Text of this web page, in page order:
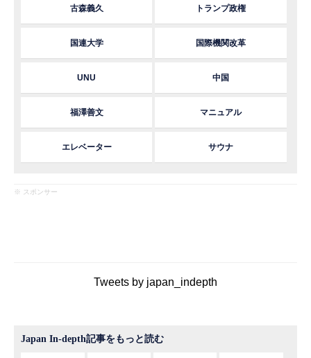
古森義久 トランプ政権
国連大学 国際機関改革
UNU 中国
福澤善文 マニュアル
エレベーター サウナ
※ スポンサー
Tweets by japan_indepth
Japan In-depth記事をもっと読む